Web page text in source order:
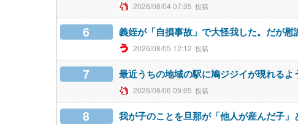
2026/08/04 07:35
6 義姪が「自損事故」で大怪我した。だが
2026/08/05 12:12
7 最近うちの地域の駅に鳩ジジイが現れるよ
2026/08/06 09:05
8 我が子のことを旦那が「他人が産んだ子」